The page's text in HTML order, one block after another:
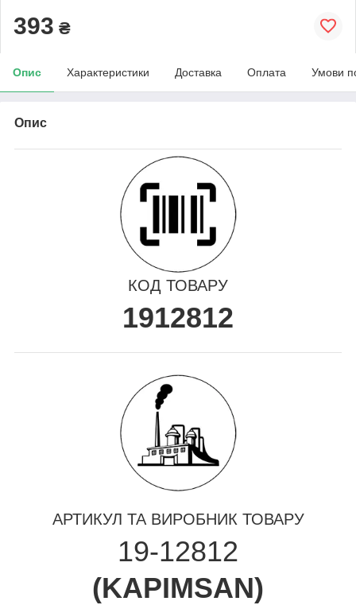
393 ₴
Опис Характеристики Доставка Оплата Умови
Опис
КОД ТОВАРУ
1912812
АРТИКУЛ ТА ВИРОБНИК ТОВАРУ
19-12812
(KAPIMSAN)